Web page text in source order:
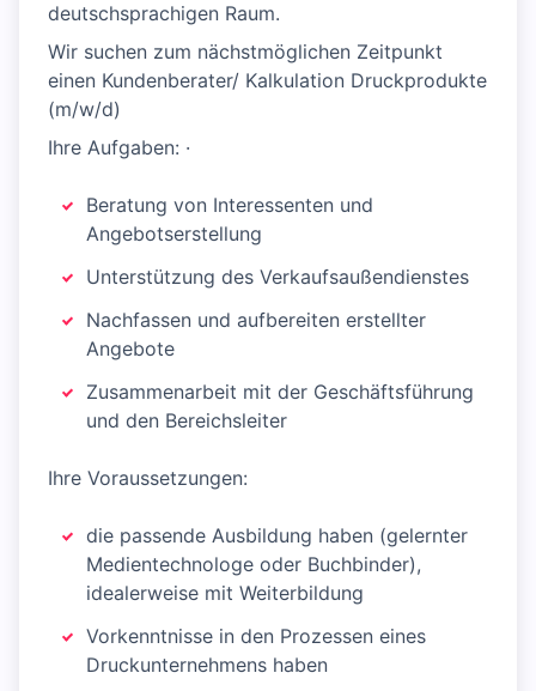
deutschsprachigen Raum.
Wir suchen zum nächstmöglichen Zeitpunkt
einen Kundenberater/ Kalkulation Druckprodukte
(m/w/d)
Ihre Aufgaben: ·
Beratung von Interessenten und
Angebotserstellung
Unterstützung des Verkaufsaußendienstes
Nachfassen und aufbereiten erstellter
Angebote
Zusammenarbeit mit der Geschäftsführung
und den Bereichsleiter
Ihre Voraussetzungen:
die passende Ausbildung haben (gelernter
Medientechnologe oder Buchbinder),
idealerweise mit Weiterbildung
Vorkenntnisse in den Prozessen eines
Druckunternehmens haben